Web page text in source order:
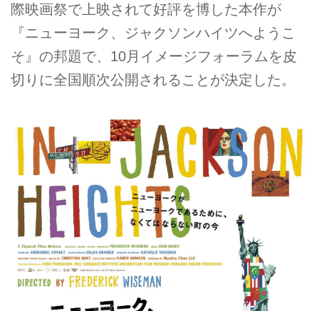
際映画祭で上映されて好評を博した本作が
『ニューヨーク、ジャクソンハイツへようこ
そ』の邦題で、10月イメージフォーラムを皮
切りに全国順次公開されることが決定した。